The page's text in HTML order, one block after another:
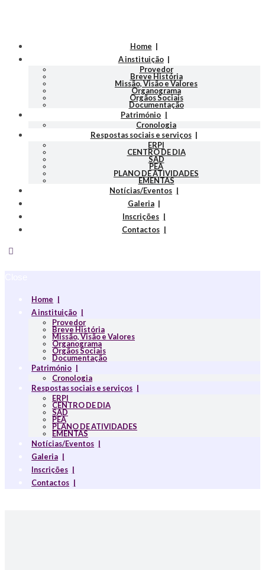
Home
A instituição
Provedor
Breve História
Missão, Visão e Valores
Organograma
Orgãos Sociais
Documentação
Património
Cronologia
Respostas sociais e serviços
ERPI
CENTRO DE DIA
SAD
PEA
PLANO DE ATIVIDADES
EMENTAS
Notícias/Eventos
Galeria
Inscrições
Contactos
Home
A instituição
Provedor
Breve História
Missão, Visão e Valores
Organograma
Orgãos Sociais
Documentação
Património
Cronologia
Respostas sociais e serviços
ERPI
CENTRO DE DIA
SAD
PEA
PLANO DE ATIVIDADES
EMENTAS
Notícias/Eventos
Galeria
Inscrições
Contactos